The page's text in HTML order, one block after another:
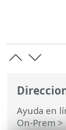
Ayuda en
On-Prem>